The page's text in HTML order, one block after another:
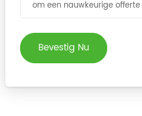
Bevestig Nu